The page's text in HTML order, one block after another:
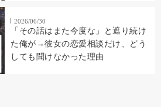
2026/06/30
「その話はまた今度な」と遮り続け
た俺が→彼女の恋愛相談だけ、どう
しても聞けなかった理由